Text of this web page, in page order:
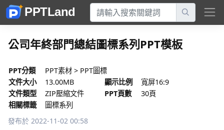
公司年終部門總結圖標系列PPT模板
PPT分類 PPT素材 > PPT圖標
文件大小
13.00MB 顯示比例
寬屏16:9
文件類型
ZIP壓縮文件 PPT頁數
30頁
相關標籤
圖標系列
發布於 2022-11-02 00:58